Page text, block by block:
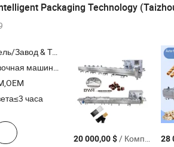
Packaging Technology
& Торговая Компания
, автоматическая упаковочная линия , машина для упаковки конфет , шоколадная машина
часа
20 000,00 $/ Комплект 28